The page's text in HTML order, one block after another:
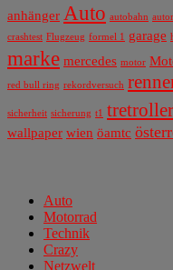
anhänger Auto autobahn
crashtest Flugzeug formel 1 garage
marke mercedes motor
red bull ring rekordversuch
sicherheit sicherung t1 tretroller
wallpaper wien öamtc
Auto
Motorrad
Technik
Crazy
Netzwelt